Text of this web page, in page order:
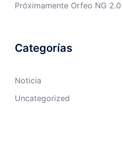
Próximamente Orfeo NG 2.0
Categorías
Noticia
Uncategorized